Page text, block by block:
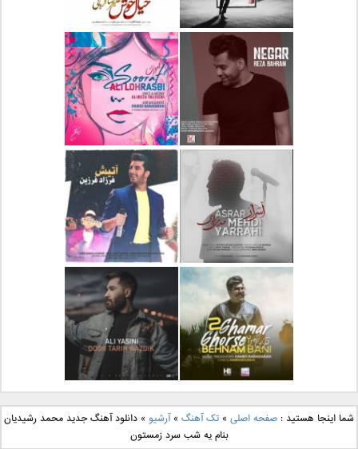
دانلود آلبوم جدید سیروان
خسروی بنام مونولوگ
دانلود آهنگ جدید علیرضا
قربانی بنام خیال خوش
دانلود آهنگ جدید رضا
بهرام بنام نگار
دانلود آهنگ جدید علی
لهراسبی بنام صورت
دانلود آهنگ جدید مهدی
یراحی بنام اسرار
دانلود آهنگ جدید فرزاد
فرزین بنام آتیش
دانلود آهنگ جدید بهنام
بانی بنام قرص قمر 2
دانلود آهنگ جدید علی
یاسینی بنام دورترین نزدیک
شما اینجا هستید :صفحه اصلی »تک آهنگ »آرشیو »دانلود آهنگ جدید محمد رشیدیان
بنام یه شب سرد زمستون